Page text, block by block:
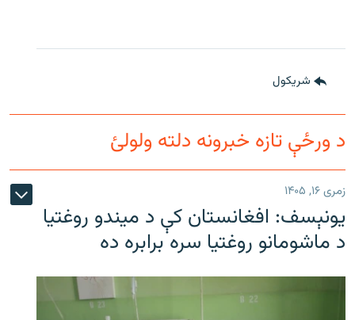
شريکول
د ورځې تازه خبرونه دلته ولولئ
زمری ۱۶, ۱۴۰۵
یونېسف: افغانستان کې د میندو روغتیا
د ماشومانو روغتیا سره برابره ده